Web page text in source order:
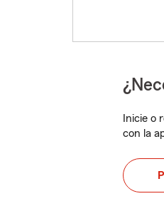
Inicie o
con la